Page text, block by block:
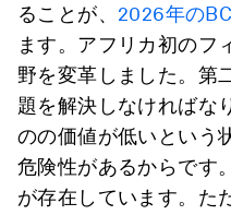
ることが、 2026年の
ます。アフリカ初のフ
野を変革しました。第
題を解決しなければな
のの価値が低いという
危険性があるからです
が存在しています。た